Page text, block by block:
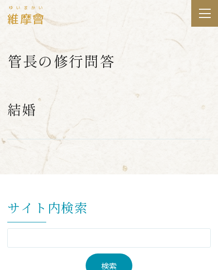
維摩會
ゆいまかい
管長の修行問答
結婚
サイト内検索